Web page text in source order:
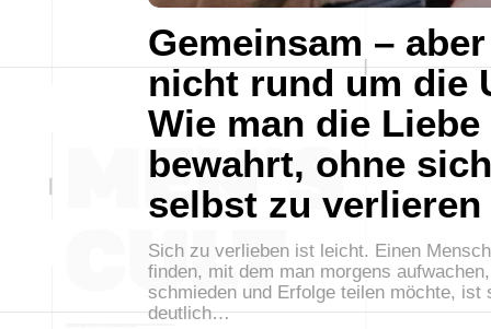
Gemeinsam – aber
nicht rund um die
Wie man die Liebe
bewahrt, ohne sich
selbst zu verlieren
Sich zu verlieben ist leicht. Einen
finden, mit dem man morgens
schmieden und Erfolge teilen möchte, ist
deutlich…